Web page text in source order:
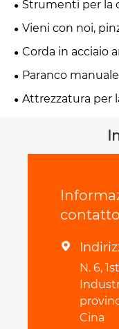
Strumenti per la
Vieni con noi,
Corda in acciaio
Paranco
Attrezzatura per
contatto

N. 6,
Cina